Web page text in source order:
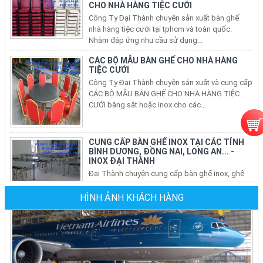
Công Ty Đại Thành chuyên sản xuất bàn ghế
nhà hàng tiệc cưới tại tphcm và toàn quốc.
Nhằm đáp ứng nhu cầu sử dụng...
CÁC BỘ MẪU BÀN GHẾ CHO NHÀ HÀNG
TIỆC CƯỚI
Công Ty Đại Thành chuyên sản xuất và cung cấp
CÁC BỘ MẪU BÀN GHẾ CHO NHÀ HÀNG TIỆC
CƯỚI bằng sắt hoặc inox cho các...
CUNG CẤP BÀN GHẾ INOX TẠI CÁC TỈNH
BÌNH DƯƠNG, ĐỒNG NAI, LONG AN... -
INOX ĐẠI THÀNH
Đại Thành chuyên cung cấp bàn ghế inox, ghế
xếp inox, bàn xếp inox, bàn tròn inox tại các tỉnh
và thành phố trên...
BÁN BÀN GHẾ INOX, BÀN TRÒN INOX, BÀN
XẾP INOX, GHẾ XẾP VĂN PHÒNG TẠI CÁC
QUẬN Ở TP HCM
Nhu Cầu sử dụng bàn ghế inox, bộ bàn tròn inox
304 cho phòng ăn gia đình, ghế xếp văn phòng
tại các quận ở tphcm ngày...
HÌNH ẢNH KHÁCH HÀNG